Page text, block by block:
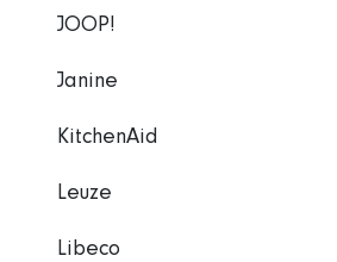
JOOP!
Janine
KitchenAid
Leuze
Libeco